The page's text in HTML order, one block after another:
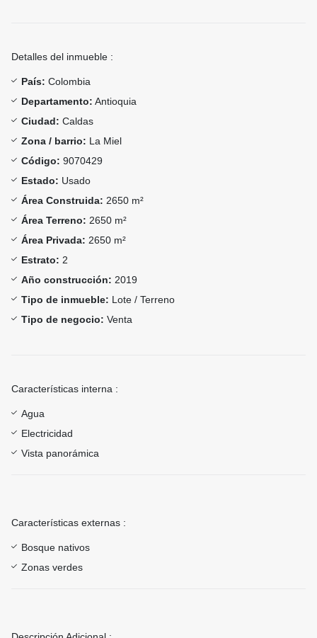
Detalles del inmueble :
País: Colombia
Departamento: Antioquia
Ciudad: Caldas
Zona / barrio: La Miel
Código: 9070429
Estado: Usado
Área Construida: 2650 m²
Área Terreno: 2650 m²
Área Privada: 2650 m²
Estrato: 2
Año construcción: 2019
Tipo de inmueble: Lote / Terreno
Tipo de negocio: Venta
Características interna :
Agua
Electricidad
Vista panorámica
Características externas :
Bosque nativos
Zonas verdes